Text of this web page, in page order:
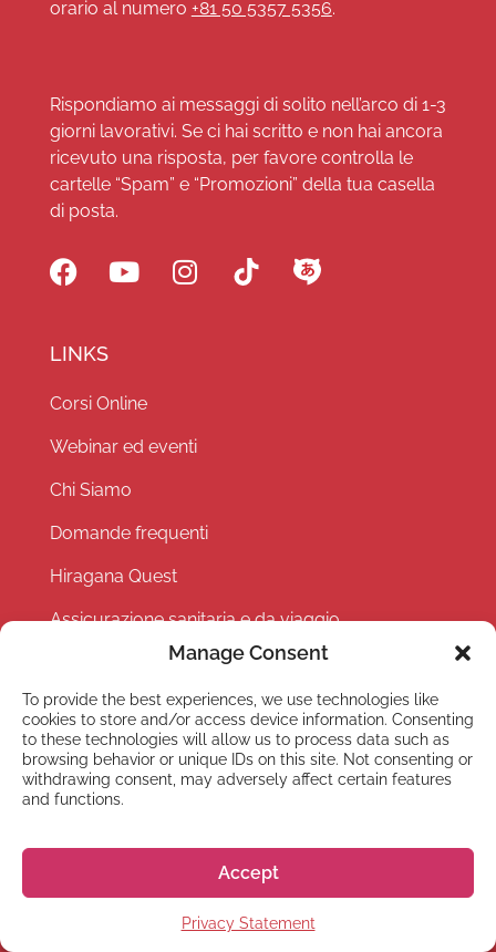
Manage Consent
To provide the best experiences, we use technologies like
cookies to store and/or access device information. Consenting
to these technologies will allow us to process data such as
browsing behavior or unique IDs on this site. Not consenting or
withdrawing consent, may adversely affect certain features
and functions.
Accept
Privacy Statement
orario al numero +81 50 5357 5356.
Rispondiamo ai messaggi di solito nell’arco di 1-3
giorni lavorativi. Se ci hai scritto e non hai ancora
ricevuto una risposta, per favore controlla le
cartelle “Spam” e “Promozioni” della tua casella
di posta.
LINKS
Corsi Online
Webinar ed eventi
Chi Siamo
Domande frequenti
Hiragana Quest
Assicurazione sanitaria e da viaggio
Lavora Con Noi
Eventi
Partner with us
Privacy Policy